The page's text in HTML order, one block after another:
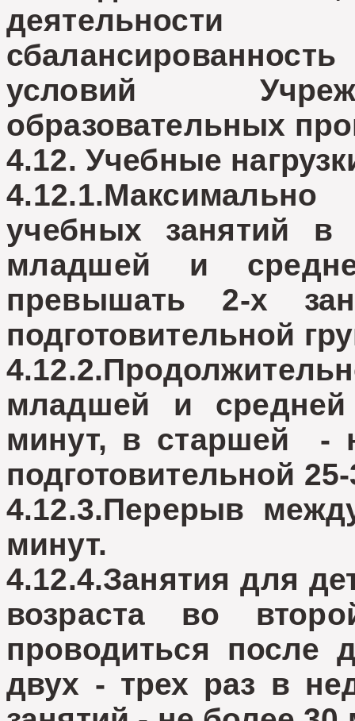
условий
образовательных
4.12. Учебные
учебных занятий
младшей и
превышать 2-х
подготовительной
младшей и
минут, в старшей -
подготовительной
4.12.3.Перерыв
минут.
4.12.4.Занятия для
возраста во
проводиться после
двух - трех раз в